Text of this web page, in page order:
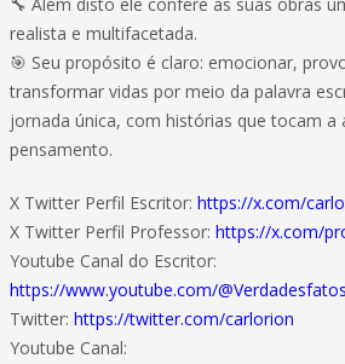
realista e multifacetada.
🎯 Seu propósito é claro: emocionar,
transformar vidas por meio da palavra
jornada única, com histórias que tocam a
pensamento.
X Twitter Perfil Escritor: https://x.com/
X Twitter Perfil Professor: https://x.com/
Youtube Canal do Escritor:
https://www.youtube.com/
Twitter: https://twitter.com/carlorion
Youtube Canal: